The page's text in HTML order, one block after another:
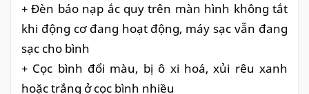
+ Đèn báo nạp ắc quy trên màn hình không tắt
khi động cơ đang hoạt động, máy sạc vẫn đang
sạc cho bình
+ Cọc bình đổi màu, bị ô xi hoá, xủi rêu xanh
hoặc trắng ở cọc bình nhiều